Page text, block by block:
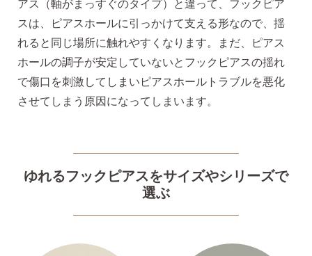
揺れるフックピアス
ピアスチャーム
アス（軸がまっすぐのタイプ）と違って、フックピア
スは、ピアスホールに引っかけて支える形なので、揺
れると同じ場所に触れやすくなります。
まだ、ピアス
ホールの調子が安定していないとフックピアスの揺れ
で傷口を刺激してしまいピアスホールトラブルを悪化
させてしまう原因になってしまいます。
ゆれるフックピアスをサイズやシリーズで
選ぶ